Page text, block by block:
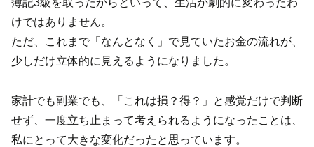
簿記3級を取ったからといって、生活が劇的に変わったわ
けではありません。
ただ、これまで「なんとなく」で見ていたお金の流れが、
少しだけ立体的に見えるようになりました。
家計でも副業でも、「これは損？得？」と感覚だけで判断
せず、一度立ち止まって考えられるようになったことは、
私にとって大きな変化だったと思っています。